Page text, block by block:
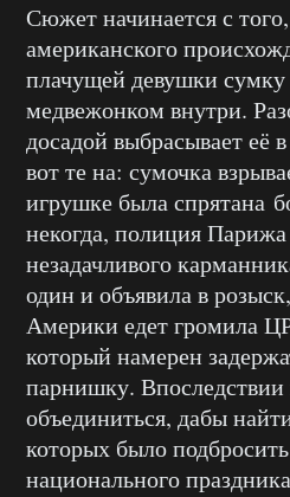
Сюжет начинается с
американского
плачущей девушки
медвежонком внутри.
досадой выбрасывает её
вот те на: сумочка
игрушке была спрятана
некогда, полиция
незадачливого
один и объявила в
Америки едет громила
который намерен
парнишку.
объединиться, дабы
которых было
национального